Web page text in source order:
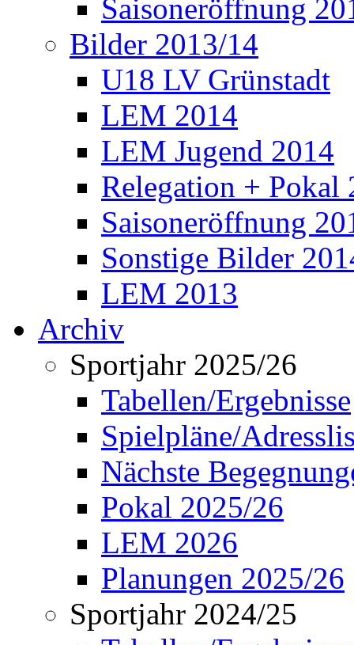
Saisoneröffnung
Bilder 2013/14
U18 LV Grünstadt
LEM 2014
LEM Jugend 2014
Relegation + Pokal
Saisoneröffnung
Sonstige Bilder
LEM 2013
Archiv
Sportjahr 2025/26
Tabellen/Ergebnisse
Spielpläne/
Nächste
Pokal 2025/26
LEM 2026
Planungen 2025/26
Sportjahr 2024/25